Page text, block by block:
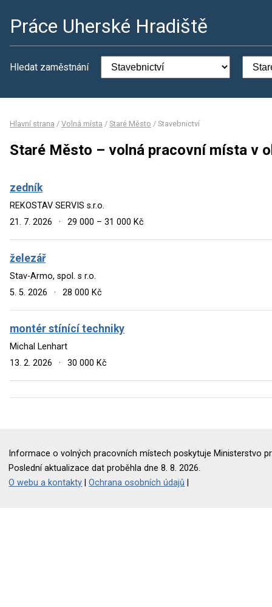
Práce Uherské Hradiště
Hledat zaměstnání
Hlavní strana / Volná místa / Staré Město / Stavebnictví
Staré Město – volná pracovní místa v
zedník
REKOSTAV SERVIS s.r.o.
21. 7. 2026
· 29 000 – 31 000 Kč
železář
Stav-Armo, spol. s r.o.
5. 5. 2026
· 28 000 Kč
montér stínící techniky
Michal Lenhart
13. 2. 2026
· 30 000 Kč
Informace o volných pracovních místech poskytuje Ministerstvo
Poslední aktualizace dat proběhla dne 8. 8. 2026.
O webu a kontakty |Ochrana osobních údajů